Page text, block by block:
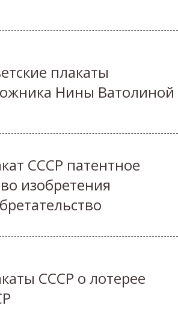
плакаты
Нины Ватолиной
СССР патентное
изобретения
СССР о лотерее